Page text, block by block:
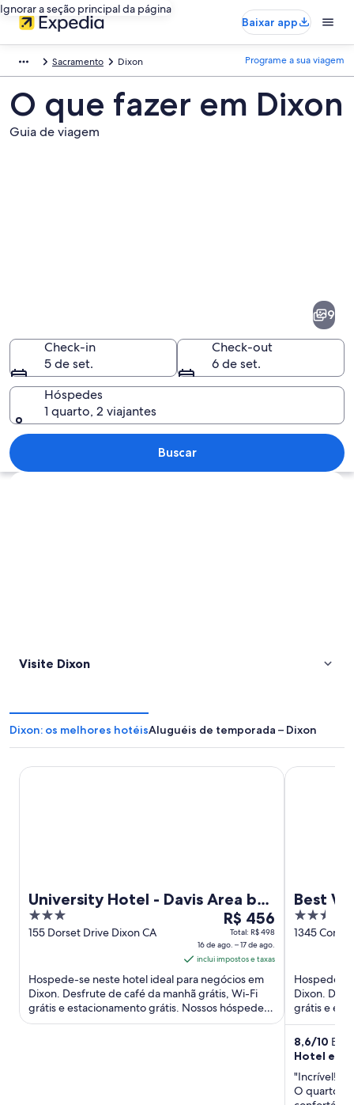
Ignorar a seção principal da página
Baixar app
Sacramento Dixon Programe a sua viagem
O que fazer em Dixon
Guia de viagem
Um campo de girassóis com flores
9
Check-in
5 de set.
Check-out
6 de set.
Hóspedes
1 quarto, 2 viajantes
Buscar
Explorar mapa
Visite Dixon
Dixon: os melhores hotéisAluguéis de temporada – Dixon
University Hotel - Davis Area by
IHG
3
out
155 Dorset Drive Dixon CA
O
preço
é
de
R$ 456
por
diária
R$ 456
Total: R$ 498
16 de ago. – 17 de ago.
inclui impostos e taxas
Hospede-se neste hotel ideal para negócios em
Dixon. Desfrute de café da manhã grátis, Wi-Fi
grátis e estacionamento grátis. Nossos hóspedes
elogiam o café da ...
University Hotel - Davis Area by IHG
Best
2.5
out
1345
Hospede-
Dixon.
grátis e
elogiam os
8,6/10
Hotel
"Incrível! O
O quarto é
Best